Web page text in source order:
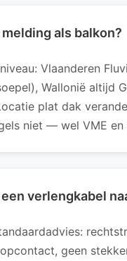
als balkon?
Vlaanderen
Wallonië altijd
plat dak
niet — wel VME en
verlengkabel
geen